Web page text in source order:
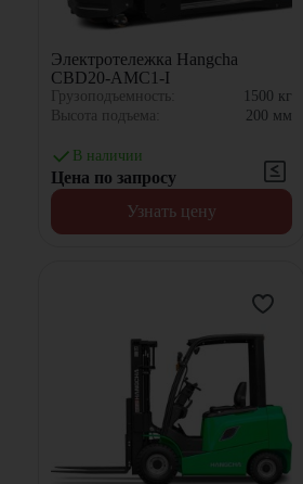
Электротележка Hangcha
CBD20-AMC1-I
Грузоподъемность: 1500 кг
Высота подъема:
200 мм
В наличии
Цена по запросу
Узнать цену